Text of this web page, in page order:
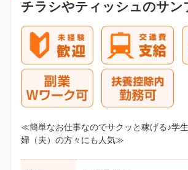
チラシやティッシュのサン
≪簡単なお仕事なのでサクッと稼げる♪学
婦（夫）の方々にも人気≫